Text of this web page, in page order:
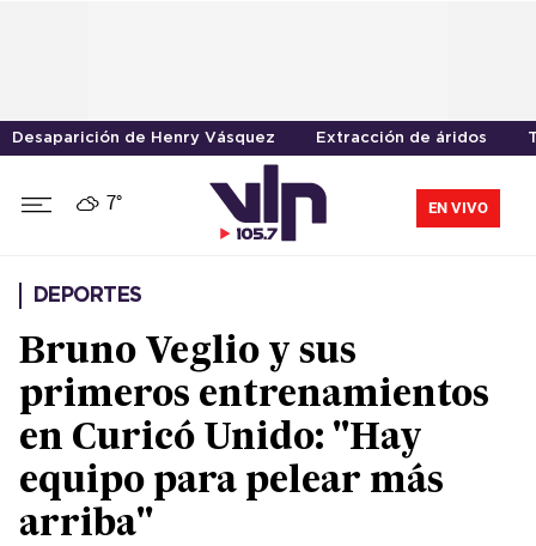
Desaparición de Henry Vásquez Extracción de áridos
7° EN VIVO
DEPORTES
Bruno Veglio y sus
primeros entrenamientos
en Curicó Unido: "Hay
equipo para pelear más
arriba"